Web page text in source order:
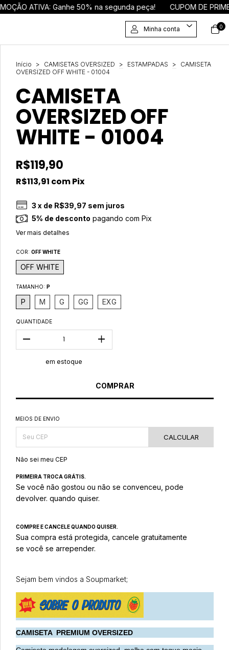
Ganhe 50% na segunda peça! CUPOM DE PRIMEIRA
Minha conta 0
Início > CAMISETAS OVERSIZED > ESTAMPADAS >
CAMISETA
OVERSIZED OFF WHITE - 01004
CAMISETA
OVERSIZED OFF
WHITE - 01004
R$119,90
R$113,91 comPix
3 x de R$39,97 sem juros
5% de desconto pagando com Pix
Ver mais detalhes
COR: OFF WHITE
OFF WHITE
TAMANHO: P
P M G GG EXG
QUANTIDADE
em estoque
MEIOS DE ENVIO
CALCULAR
Não sei meu CEP
PRIMEIRA TROCA GRÁTIS.
Se você não gostou ou não se convenceu, pode
devolver. quando quiser.
COMPRE E CANCELE QUANDO QUISER.
Sua compra está protegida, cancele gratuitamente
se você se arrepender.
Sejam bem vindos a Soupmarket;
CAMISETA PREMIUM OVERSIZED